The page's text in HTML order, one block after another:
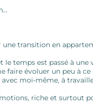
transition en
temps est passé à
faire évoluer un peu à
moi-même, à
riche et surtout